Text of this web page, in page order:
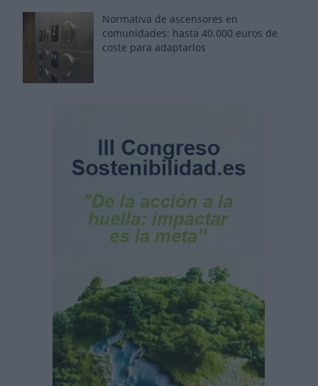
Normativa de ascensores en
comunidades: hasta 40.000 euros de
coste para adaptarlos